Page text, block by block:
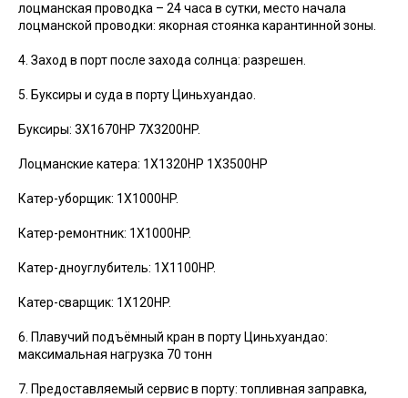
лоцманская проводка – 24 часа в сутки, место начала
лоцманской проводки: якорная стоянка карантинной зоны.
4. Заход в порт после захода солнца: разрешен.
5. Буксиры и суда в порту Циньхуандао.
Буксиры: 3X1670HP 7X3200HP.
Лоцманские катера: 1X1320HP 1X3500HP
Катер-уборщик: 1X1000HP.
Катер-ремонтник: 1X1000HP.
Катер-дноуглубитель: 1X1100HP.
Катер-сварщик: 1X120HP.
6. Плавучий подъёмный кран в порту Циньхуандао:
максимальная нагрузка 70 тонн
7. Предоставляемый сервис в порту: топливная заправка,